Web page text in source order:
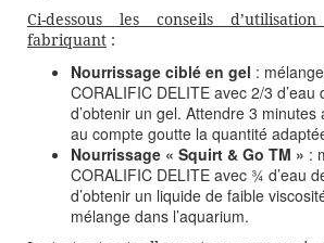
Ci-dessous les conseils
fabriquant :
Nourrissage ciblé en gel :
CORALIFIC DELITE avec 2/3 d’eau
d’obtenir un gel. Attendre 3
au compte goutte la quantité
Nourrissage « Squirt & Go TM » :
CORALIFIC DELITE avec ¾ d’eau
d’obtenir un liquide de faible
mélange dans l’aquarium.